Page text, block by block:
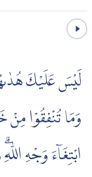
لَيْسَ عَلَيْكَ
وَمَا تُنْفِقُوْا مِنْ
ابْتِغَاۤءَ وَجْهِ